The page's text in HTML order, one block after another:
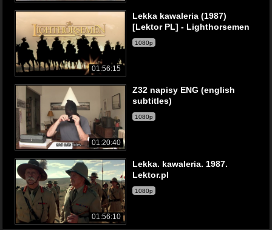
01:56:15
Lekka kawaleria (1987)
[Lektor PL] - Lighthorsemen
1080p
01:20:40
Z32 napisy ENG (english
subtitles)
1080p
01:56:10
Lekka. kawaleria. 1987.
Lektor.pl
1080p